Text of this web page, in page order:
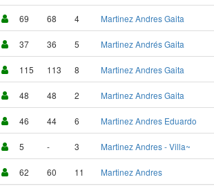
69 68 4 Martinez Andres Gaita
37 36 5 Martinez Andrés Gaita
115 113 8 Martinez Andres Gaita
48 48 2 Martinez Andres Gaita
46 44 6 Martinez Andres Eduardo
5 - 3 Martinez Andres - Villa~
62 60 11 Martinez Andres